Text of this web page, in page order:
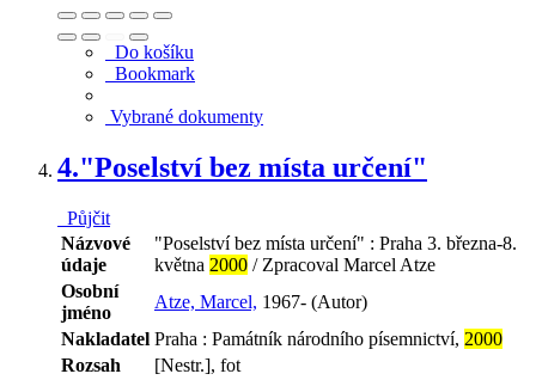
Do košíku
Bookmark
Vybrané dokumenty
4."Poselství bez místa určení"
Půjčit
Názvové
údaje
"Poselství bez místa určení" : Praha 3. března-8.
května 2000 / Zpracoval Marcel Atze
Osobní
jméno
Atze, Marcel, 1967- (Autor)
Nakladatel Praha : Památník národního písemnictví, 2000
Rozsah
[Nestr.], fot